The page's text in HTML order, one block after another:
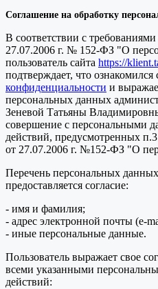
Соглашение на обработку
В соответствии с
27.07.2006 г. № 152-ФЗ "О
пользователь сайта https://
подтверждает, что ознакомился
конфиденциальности и
персональных данных
Зеневой Татьяны
совершение с персональными
действий, предусмотренных
от 27.07.2006 г. №152-ФЗ "О
Перечень персональных
предоставляется согласие:
- имя и фамилия;
- адрес электронной почты (e-
- иные персональные данные.
Пользователь выражает свое
всеми указанными
действий: